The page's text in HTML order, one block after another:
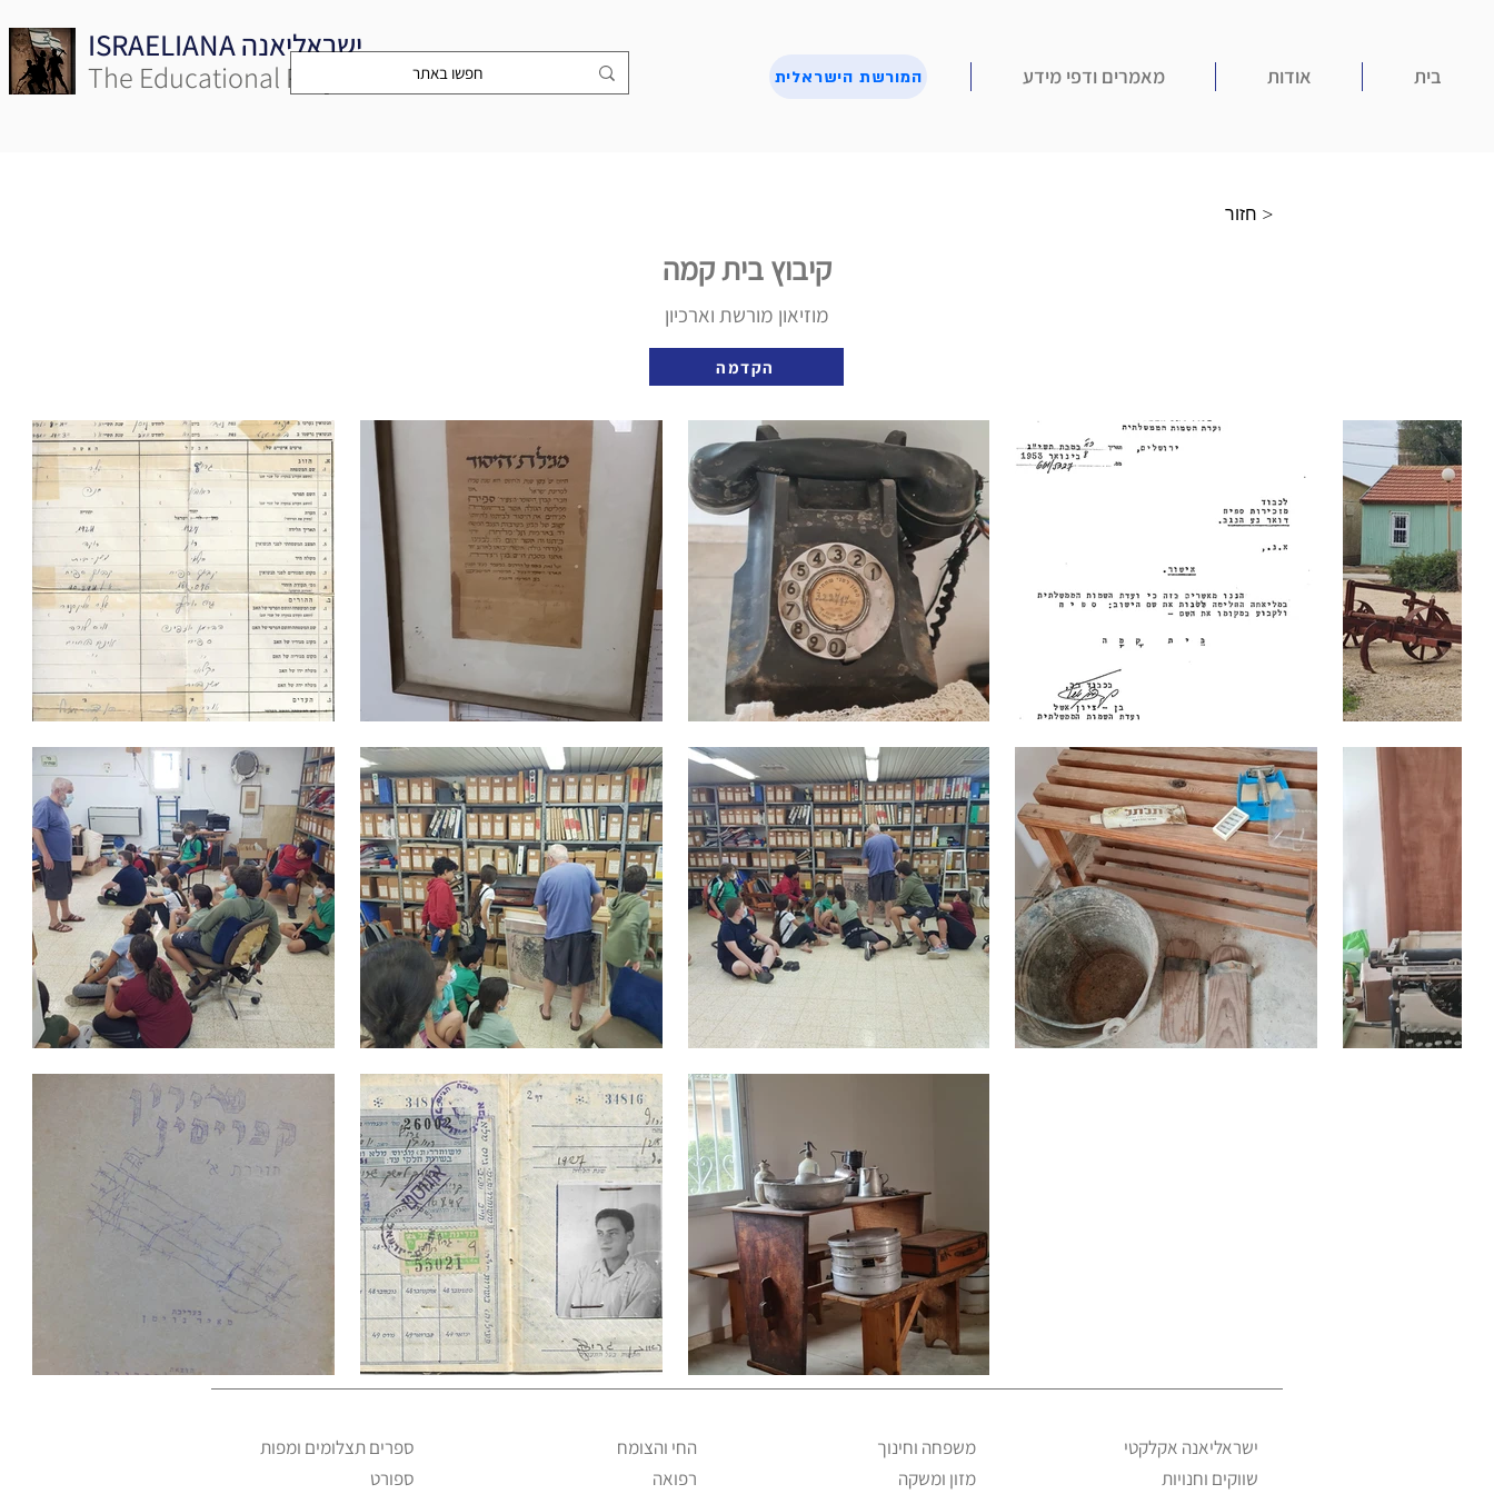
ISRAELIANA ישראליאנה
The Educational Project המורשת הישראלית בית אודות מאמרים ודפי מידע
חזור >
קיבוץ בית קמה
מוזיאון מורשת וארכיון
הקדמה
ספרים תצלומים ומפות
ספורט
החי והצומח
רפואה
משפחה וחינוך
מזון ומשקה
ישראליאנה אקלקטי
שווקים וחנויות